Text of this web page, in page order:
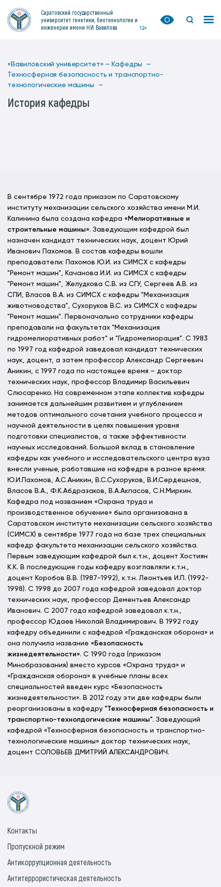
Саратовский государственный
университет генетики, биотехнологии и
инженерии имени Н.И. Вавилова
12+
«Вавиловский университет» — Кафедры —
Техносферная безопасность и транспортно-
технологические машины —
История кафедры
В сентябре 1972 года приказом по Саратовскому
институту механизации сельского хозяйства имени М.И.
Калинина была создана кафедра «Мелиоративные и
строительные машины». Заведующим кафедрой был
назначен кандидат технических наук, доцент Юрий
Иванович Пахомов. В состав кафедры вошли
преподаватели: Пахомов Ю.И. из СИМСХ с кафедры
"Ремонт машин", Качанова И.И. из СИМСХ с кафедры
"Ремонт машин", Желудкова С.В. из СГУ, Сергеев А.В. из
СПИ, Власов В.А. из СИМСХ с кафедры "Механизация
животноводства", Сухоруков В.С. из СИМСХ с кафедры
"Ремонт машин". Первоначально сотрудники кафедры
преподавали на факультетах "Механизация
гидромелиоративных работ" и "Гидромелиорация". С 1983
по 1997 год кафедрой заведовал кандидат технических
наук, доцент, а затем профессор Александр Сергеевич
Аникин, с 1997 года по настоящее время – доктор
технических наук, профессор Владимир Васильевич
Слюсаренко. На современном этапе коллектив кафедры
занимается дальнейшим развитием и углублением
методов оптимального сочетания учебного процесса и
научной деятельности в целях повышения уровня
подготовки специалистов, а также эффективности
научных исследований. Большой вклад в становление
кафедры как учебного и исследовательского центра вуза
внесли ученые, работавшие на кафедре в разное время:
Ю.И.Пахомов, А.С.Аникин, В.С.Сухоруков, В.И.Сердешнов,
Власов В.А., Ф.К.Абдразаков, В.А.Акпасов, С.Н.Миркин.
Кафедра под названием «Охрана труда и
производственное обучение» была организована в
Саратовском институте механизации сельского хозяйства
(СИМСХ) в сентябре 1977 года на базе трех специальных
кафедр факультета механизации сельского хозяйства.
Первым заведующим кафедрой был к.т.н., доцент Хостиян
К.К. В последующие годы кафедру возглавляли к.т.н.,
доцент Коробов В.В. (1987-1992), к.т.н. Леонтьев И.П. (1992-
1998). С 1998 до 2007 года кафедрой заведовал доктор
технических наук, профессор Дементьев Александр
Иванович. С 2007 года кафедрой заведовал к.т.н.,
профессор Юдаев Николай Владимирович. В 1992 году
кафедру объединили с кафедрой «Гражданская оборона» и
она получила название «Безопасность
жизнедеятельности». С 1990 года (приказом
Минобразования) вместо курсов «Охрана труда» и
«Гражданская оборона» в учебные планы всех
специальностей введен курс «Безопасность
жизнедеятельности». В 2012 году эти две кафедры были
реорганизованы в кафедру "Техносферная безопасность и
транспортно-технолдогические машины". Заведующий
кафедрой «Техносферная безопасность и транспортно-
технологические машины» доктор технических наук,
доцент СОЛОВЬЕВ ДМИТРИЙ АЛЕКСАНДРОВИЧ.
Контакты
Пропускной режим
Антикоррупционная деятельность
Антитеррористическая деятельность